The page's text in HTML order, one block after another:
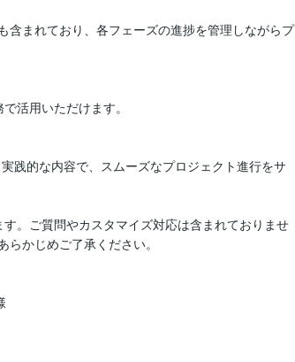
含まれており、各フェーズの進捗を管理しながらプ
活用いただけます。
践的な内容で、スムーズなプロジェクト進行をサ
。ご質問やカスタマイズ対応は含まれておりませ
かじめご了承ください。